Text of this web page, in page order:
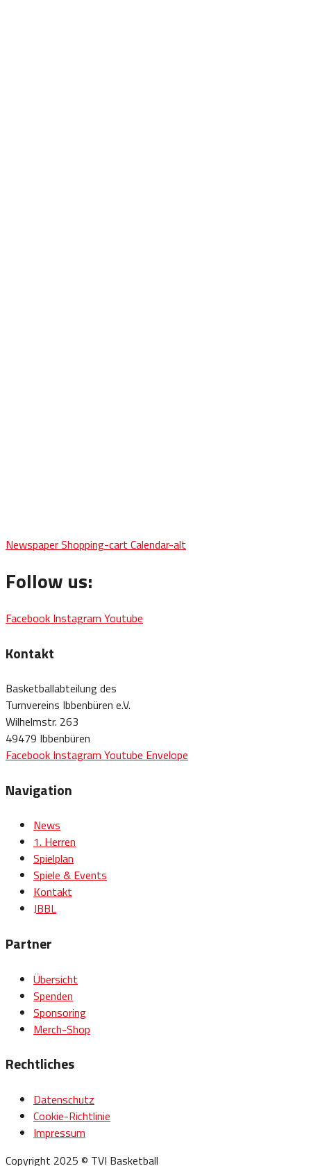
NewspaperShopping-cart Calendar-alt
Follow us:
Facebook Instagram Youtube
Kontakt
Basketballabteilung des
Turnvereins Ibbenbüren e.V.
Wilhelmstr. 263
49479 Ibbenbüren
Facebook Instagram Youtube Envelope
Navigation
News
1. Herren
Spielplan
Spiele & Events
Kontakt
JBBL
Partner
Übersicht
Spenden
Sponsoring
Merch-Shop
Rechtliches
Datenschutz
Cookie-Richtlinie
Impressum
Copyright 2025 © TVI Basketball